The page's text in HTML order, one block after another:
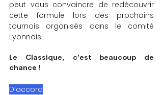
peut vous convaincre de redécouvrir
cette formule lors des prochains
tournois organisés dans le comité
Lyonnais.
Le Classique, c’est beaucoup de
chance !
D’accord